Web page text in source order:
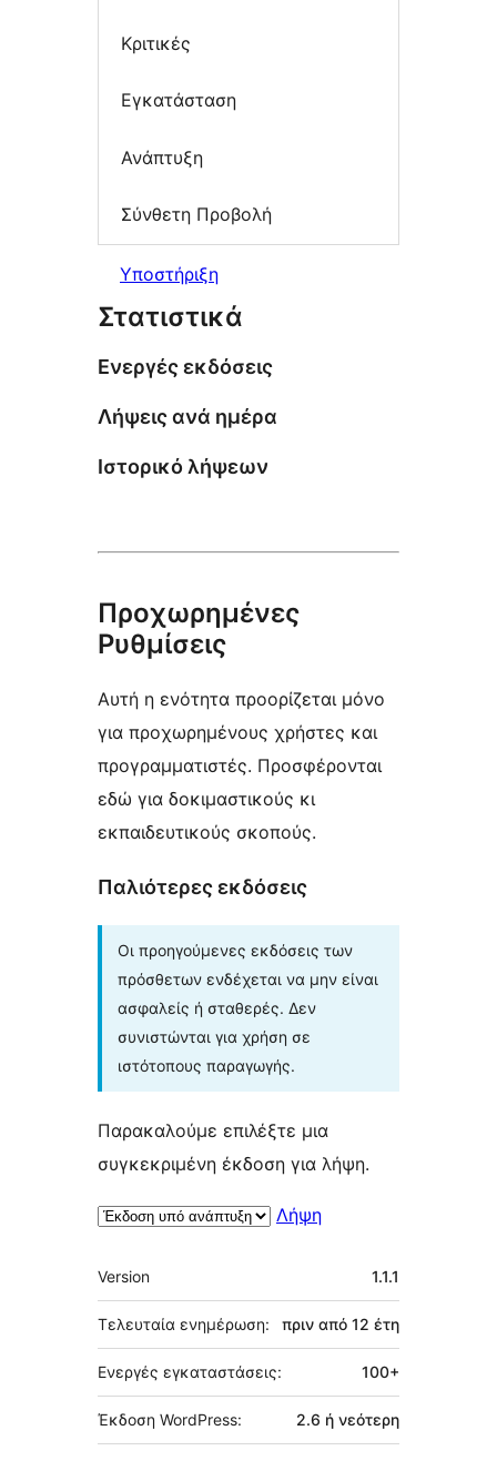
Κριτικές
Εγκατάσταση
Ανάπτυξη
Σύνθετη Προβολή
Υποστήριξη
Στατιστικά
Ενεργές εκδόσεις
Λήψεις ανά ημέρα
Ιστορικό λήψεων
Προχωρημένες
Ρυθμίσεις
Αυτή η ενότητα προορίζεται μόνο
για προχωρημένους χρήστες και
προγραμματιστές. Προσφέρονται
εδώ για δοκιμαστικούς κι
εκπαιδευτικούς σκοπούς.
Παλιότερες εκδόσεις
Οι προηγούμενες εκδόσεις των
πρόσθετων ενδέχεται να μην είναι
ασφαλείς ή σταθερές. Δεν
συνιστώνται για χρήση σε
ιστότοπους παραγωγής.
Παρακαλούμε επιλέξτε μια
συγκεκριμένη έκδοση για λήψη.
Λήψη
Μεταστοιχεία
Version 1.1.1
Τελευταία ενημέρωση: πριν από 12 έτη
Ενεργές εγκαταστάσεις: 100+
Έκδοση WordPress: 2.6 ή νεότερη